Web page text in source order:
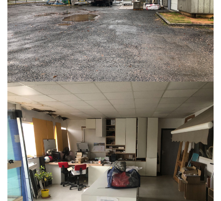
RARE SUR NOTRE REGION : ENTREPOT DE 1100 M2 SUR UN TERRAIN
D'UNE CONTENANCE DE 3800 M2
DESCRIPTION : 600M2 EN ATELEIER DE MENUISERIE AVEC POSSIBILITE
DE DIVISION POUR RENTABILITE.
300 M2 EN LOCATION SUR 2 SOCIETES
200 M2 DE PARTIES COMMUNES BUREAUX ET SANITAIRES.
ACTUELLEMENT 2546 EUROS DE LOYERS.
PREVOIR TRAVAUX SUITE A UNE FUITE DE TOIT DEVIS SUR DEMANDE.
IDEAL POUR ENTREPRISE OU INVESTISSEUR.......
POSSIBILITE DE RACHETER LA SCI DOSSIER SUR DEMANDE..
** €295 000
honoraires inclus|€280 000 hors honoraires
Honoraires : 5.36% TTC à
la charge de l'acquéreur
Nos honoraires
Partager :